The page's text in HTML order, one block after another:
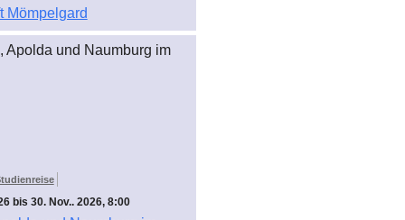
Mömpelgard
bis 30. Nov.. 2026, 8:00